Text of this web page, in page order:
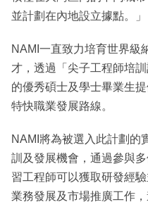
並計劃在內地設立據點。」
NAMI一直致力培育世界級
才，透過「尖子工程師培
的優秀碩士及學士畢業生
特快職業發展路線。
NAMI將為被選入此計劃的
訓及發展機會，通過參與
習工程師可以獲取研發經
業務發展及市場推廣工作，